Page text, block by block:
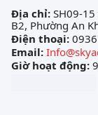
Địa chỉ: SH09-
B2, Phường An
Điện thoại:
Email:
Giờ hoạt động: